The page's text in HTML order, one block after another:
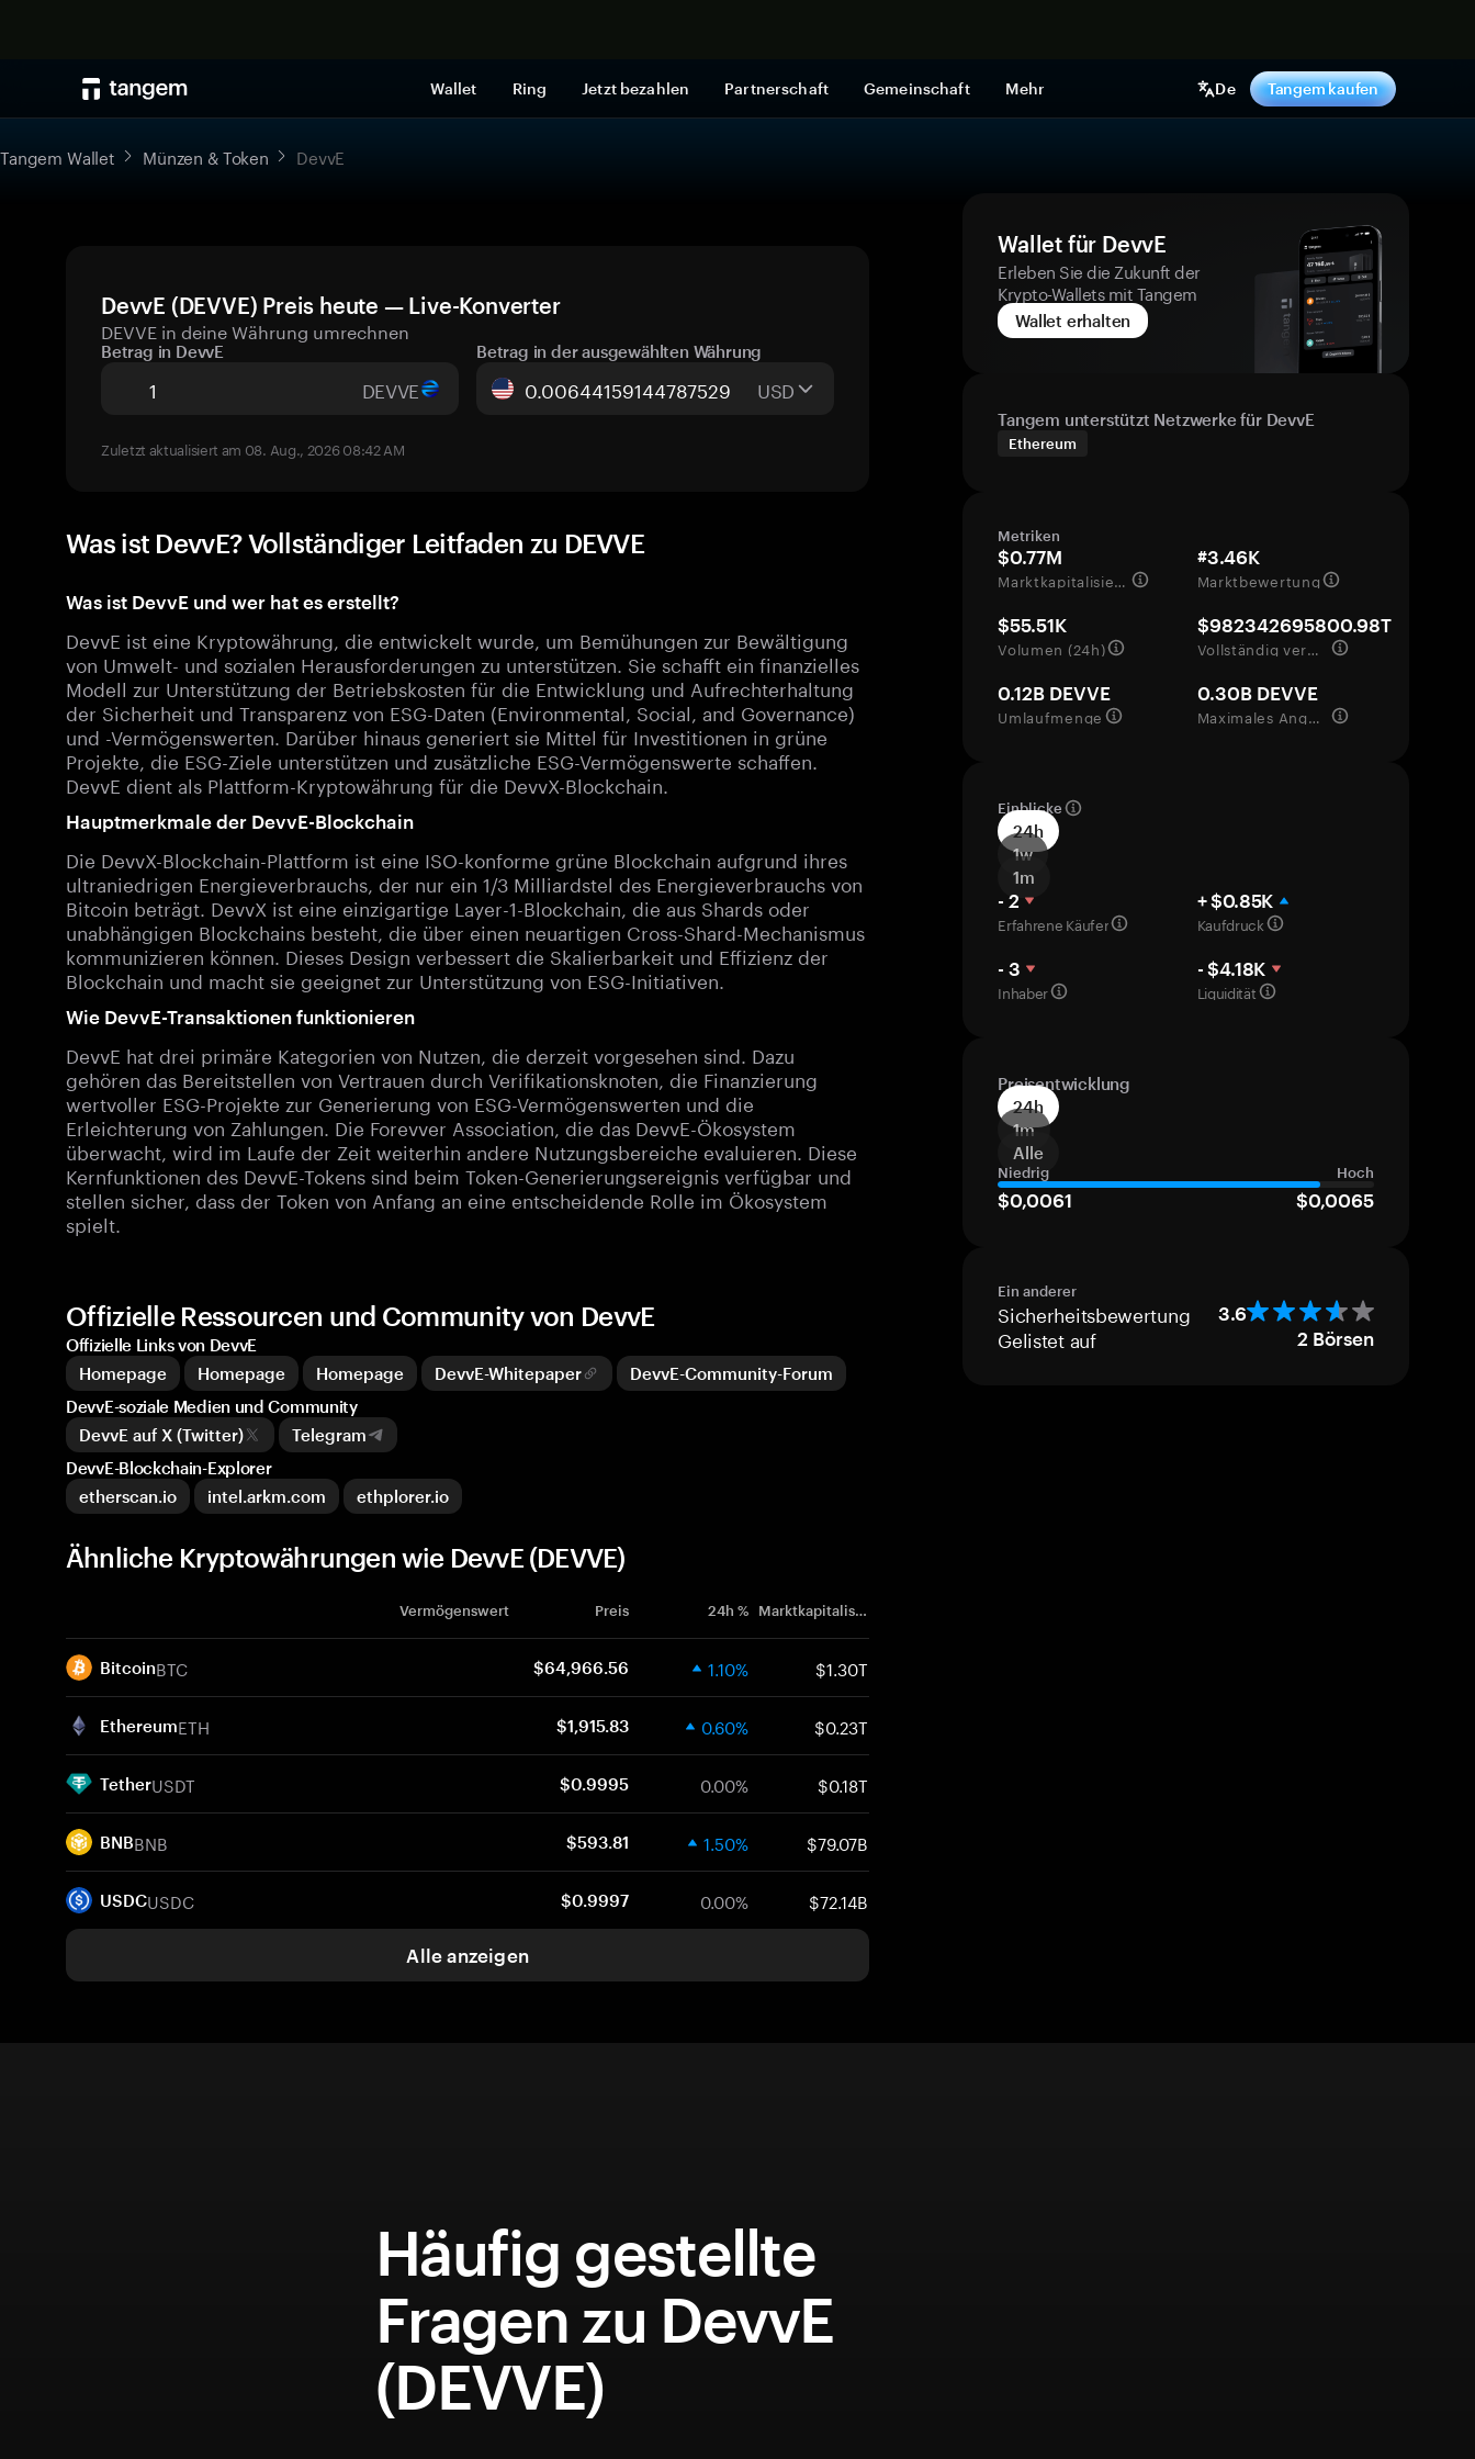
Wallet Ring Jetzt bezahlen Partnerschaft Gemeinschaft Mehr De Tangem kaufen
Tangem Wallet Münzen & Token DevvE
DevvE (DEVVE) Preis heute — Live-Konverter
DEVVE in deine Währung umrechnen
Betrag in DevvE
DEVVE
Betrag in der ausgewählten Währung
USD
Zuletzt aktualisiert am 08. Aug., 2026 08:42 AM
Was ist DevvE? Vollständiger Leitfaden zu DEVVE
Was ist DevvE und wer hat es erstellt?
DevvE ist eine Kryptowährung, die entwickelt wurde, um Bemühungen zur Bewältigung
von Umwelt- und sozialen Herausforderungen zu unterstützen. Sie schafft ein finanzielles
Modell zur Unterstützung der Betriebskosten für die Entwicklung und Aufrechterhaltung
der Sicherheit und Transparenz von ESG-Daten (Environmental, Social, and Governance)
und -Vermögenswerten. Darüber hinaus generiert sie Mittel für Investitionen in grüne
Projekte, die ESG-Ziele unterstützen und zusätzliche ESG-Vermögenswerte schaffen.
DevvE dient als Plattform-Kryptowährung für die DevvX-Blockchain.
Hauptmerkmale der DevvE-Blockchain
Die DevvX-Blockchain-Plattform ist eine ISO-konforme grüne Blockchain aufgrund ihres
ultraniedrigen Energieverbrauchs, der nur ein 1/3 Milliardstel des Energieverbrauchs von
Bitcoin beträgt. DevvX ist eine einzigartige Layer-1-Blockchain, die aus Shards oder
unabhängigen Blockchains besteht, die über einen neuartigen Cross-Shard-Mechanismus
kommunizieren können. Dieses Design verbessert die Skalierbarkeit und Effizienz der
Blockchain und macht sie geeignet zur Unterstützung von ESG-Initiativen.
Wie DevvE-Transaktionen funktionieren
DevvE hat drei primäre Kategorien von Nutzen, die derzeit vorgesehen sind. Dazu
gehören das Bereitstellen von Vertrauen durch Verifikationsknoten, die Finanzierung
wertvoller ESG-Projekte zur Generierung von ESG-Vermögenswerten und die
Erleichterung von Zahlungen. Die Forevver Association, die das DevvE-Ökosystem
überwacht, wird im Laufe der Zeit weiterhin andere Nutzungsbereiche evaluieren. Diese
Kernfunktionen des DevvE-Tokens sind beim Token-Generierungsereignis verfügbar und
stellen sicher, dass der Token von Anfang an eine entscheidende Rolle im Ökosystem
spielt.
Wallet für DevvE
Erleben Sie die Zukunft der
Krypto-Wallets mit Tangem
Wallet erhalten
Tangem unterstützt Netzwerke für DevvE
Ethereum
Metriken
$0.77M
Marktkapitalisierung
#3.46K
Marktbewertung
$55.51K
Volumen (24h)
$982342695800.98T
Vollständig verwässerte Bewertung
0.12B DEVVE
Umlaufmenge
0.30B DEVVE
Maximales Angebot
Einblicke
24h
1w
1m
- 2
Erfahrene Käufer
+ $0.85K
Kaufdruck
- 3
Inhaber
- $4.18K
Liquidität
Preisentwicklung
24h
1m
Alle
Niedrig Hoch
$0,0061 $0,0065
Ein anderer
Sicherheitsbewertung 3.6
Gelistet auf 2 Börsen
Offizielle Ressourcen und Community von DevvE
Offizielle Links von DevvE
Homepage
Homepage Homepage DevvE-Whitepaper
DevvE-Community-Forum
DevvE-soziale Medien und Community
DevvE auf X (Twitter)
Telegram
DevvE-Blockchain-Explorer
etherscan.io
intel.arkm.com ethplorer.io
Ähnliche Kryptowährungen wie DevvE (DEVVE)
Vermögenswert Preis 24h % Marktkapitalisierung
BitcoinBTC $64,966.56 1.10% $1.30T
EthereumETH $1,915.83 0.60% $0.23T
TetherUSDT $0.9995 0.00% $0.18T
BNBBNB $593.81 1.50% $79.07B
USDCUSDC $0.9997 0.00% $72.14B
Alle anzeigen
Häufig gestellte
Fragen zu DevvE
(DEVVE)